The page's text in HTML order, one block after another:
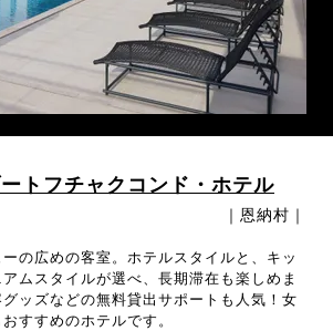
トフチャクコンド・ホテル
｜恩納村｜
の広めの客室。ホテルスタイルと、キッ
ムスタイルが選べ、長期滞在も楽しめま
ッズなどの無料貸出サポートも人気！女
すすめのホテルです。